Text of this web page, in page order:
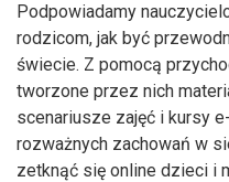
Podpowiadamy
rodzicom, jak być
świecie. Z pomocą
tworzone przez nich
scenariusze zajęć i kursy
rozważnych zachowań w
zetknąć się online dzieci i